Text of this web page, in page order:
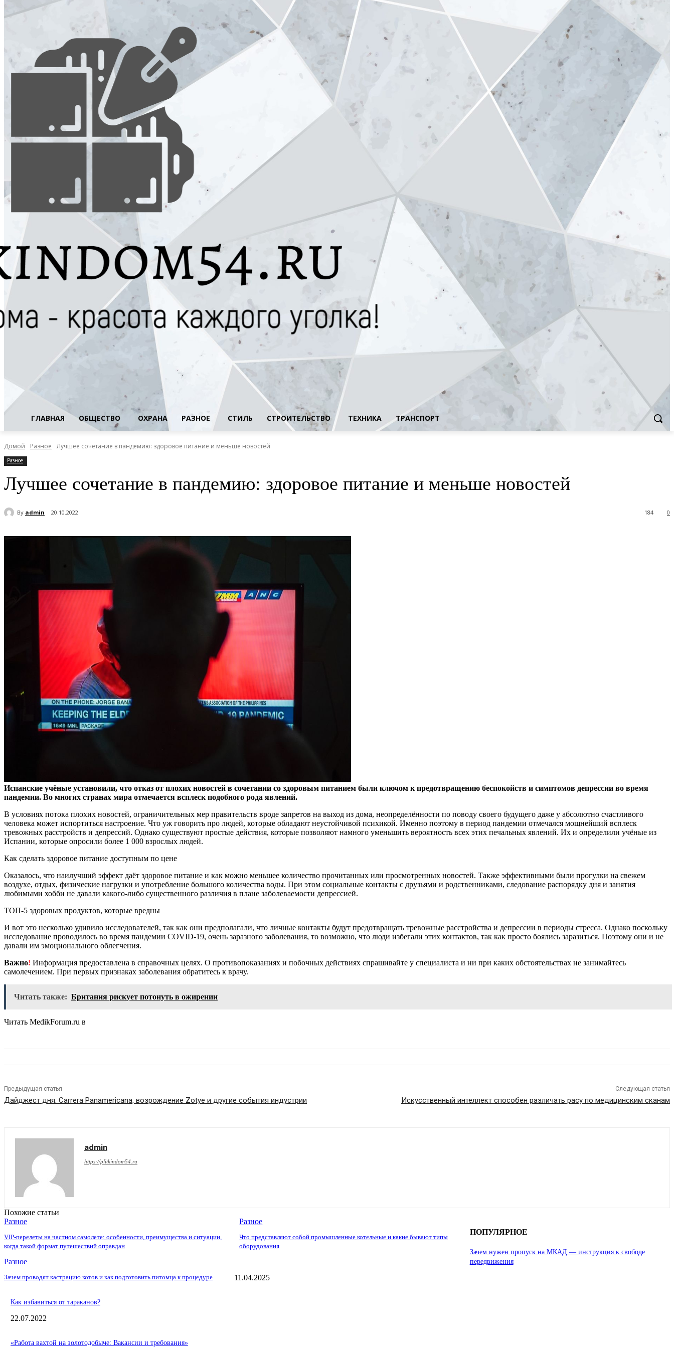
ГЛАВНАЯ ОБЩЕСТВО ОХРАНА РАЗНОЕ СТИЛЬ СТРОИТЕЛЬСТВО ТЕХНИКА ТРАНСПОРТ
Домой Разное Лучшее сочетание в пандемию: здоровое питание и меньше новостей
Разное
Лучшее сочетание в пандемию: здоровое питание и меньше новостей
By admin 20.10.2022 0
184
Испанские учёные установили, что отказ от плохих новостей в сочетании со здоровым питанием были ключом к предотвращению беспокойств и симптомов депрессии во время
пандемии. Во многих странах мира отмечается всплеск подобного рода явлений.
В условиях потока плохих новостей, ограничительных мер правительств вроде запретов на выход из дома, неопределённости по поводу своего будущего даже у абсолютно счастливого
человека может испортиться настроение. Что уж говорить про людей, которые обладают неустойчивой психикой. Именно поэтому в период пандемии отмечался мощнейший всплеск
тревожных расстройств и депрессий. Однако существуют простые действия, которые позволяют намного уменьшить вероятность всех этих печальных явлений. Их и определили учёные из
Испании, которые опросили более 1 000 взрослых людей.
Как сделать здоровое питание доступным по цене
Оказалось, что наилучший эффект даёт здоровое питание и как можно меньшее количество прочитанных или просмотренных новостей. Также эффективными были прогулки на свежем
воздухе, отдых, физические нагрузки и употребление большого количества воды. При этом социальные контакты с друзьями и родственниками, следование распорядку дня и занятия
любимыми хобби не давали какого-либо существенного различия в плане заболеваемости депрессией.
ТОП-5 здоровых продуктов, которые вредны
И вот это несколько удивило исследователей, так как они предполагали, что личные контакты будут предотвращать тревожные расстройства и депрессии в периоды стресса. Однако поскольку
исследование проводилось во время пандемии COVID-19, очень заразного заболевания, то возможно, что люди избегали этих контактов, так как просто боялись заразиться. Поэтому они и не
давали им эмоционального облегчения.
Важно! Информация предоставлена в справочных целях. О противопоказаниях и побочных действиях спрашивайте у специалиста и ни при каких обстоятельствах не занимайтесь
самолечением. При первых признаках заболевания обратитесь к врачу.
Читать также: Британия рискует потонуть в ожирении
Читать MedikForum.ru в
Предыдущая статья
Дайджест дня: Carrera Panamericana, возрождение Zotye и другие события индустрии
Следующая статья
Искусственный интеллект способен различать расу по медицинским сканам
admin
https://plitkindom54.ru
Похожие статьи
Разное
VIP-перелеты на частном самолете: особенности, преимущества и ситуации,
когда такой формат путешествий оправдан
Разное
Что представляют собой промышленные котельные и какие бывают типы
оборудования
Разное
Зачем проводят кастрацию котов и как подготовить питомца к процедуре
ПОПУЛЯРНОЕ
Зачем нужен пропуск на МКАД — инструкция к свободе
передвижения
11.04.2025
Как избавиться от тараканов?
22.07.2022
«Работа вахтой на золотодобыче: Вакансии и требования»